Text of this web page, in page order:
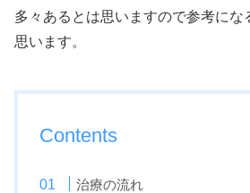
多々あるとは思いますので参考にな
思います。
Contents
治療の流れ